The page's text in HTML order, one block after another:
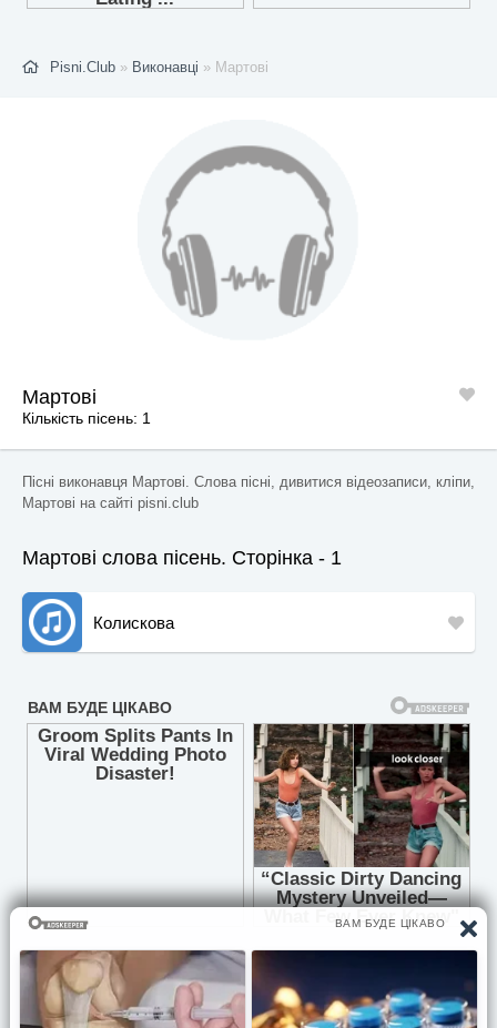
Pisni.Club » Виконавці » Мартові
Мартові
Кількість пісень: 1
Пісні виконавця Мартові. Слова пісні, дивитися відеозаписи, кліпи,
Мартові на сайті pisni.club
Мартові слова пісень. Сторінка - 1
Колискова